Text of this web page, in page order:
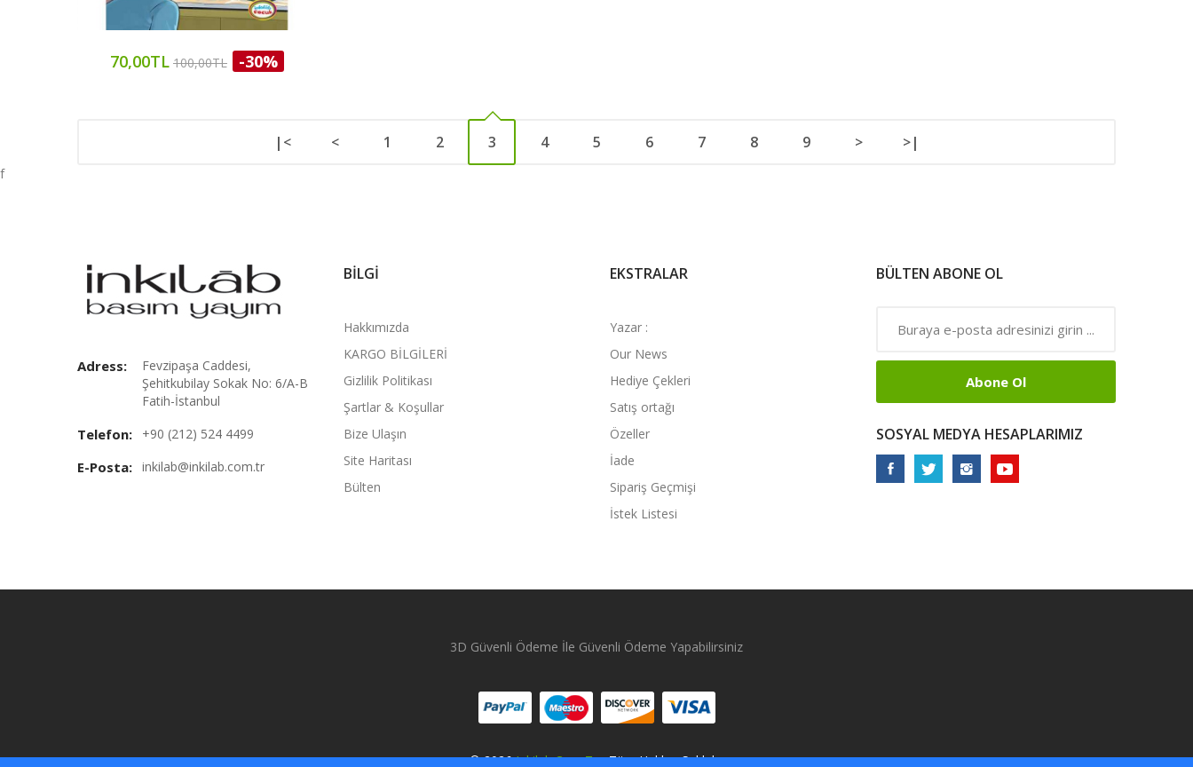
70,00TL 100,00TL -30%
|< < 1 2 3 4 5 6 7 8 9 > >|
f
Adress:
Fevzipaşa Caddesi,
Şehitkubilay Sokak No: 6/A-B
Fatih-İstanbul
Telefon: +90 (212) 524 4499
E-Posta: inkilab@inkilab.com.tr
BILGI
Hakkımızda
KARGO BİLGİLERİ
Gizlilik Politikası
Şartlar & Koşullar
Bize Ulaşın
Site Haritası
Bülten
EKSTRALAR
Yazar :
Our News
Hediye Çekleri
Satış ortağı
Özeller
İade
Sipariş Geçmişi
İstek Listesi
BÜLTEN ABONE OL
Abone Ol
SOSYAL MEDYA HESAPLARIMIZ
3D Güvenli Ödeme İle Güvenli Ödeme Yapabilirsiniz
© 2026Inkilab.com.tr- Tüm Hakları Saklıdır.